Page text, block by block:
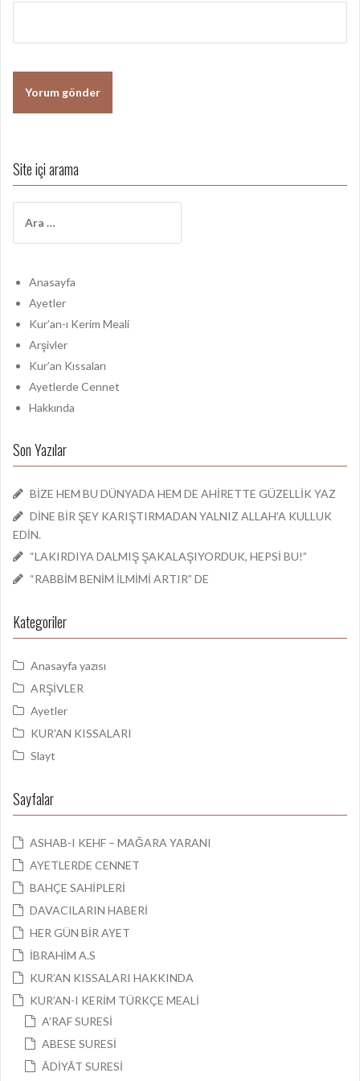
Site içi arama
a
a
Anasayfa
Ayetler
Kur’an-ı Kerim Meali
Arşivler
Kur’an Kıssaları
Ayetlerde Cennet
Hakkında
Son Yazılar
BİZE HEM BU DÜNYADA HEM DE AHİRETTE GÜZELLİK YAZ
DİNE BİR ŞEY KARIŞTIRMADAN YALNIZ ALLAH’A KULLUK
EDİN.
“LAKIRDIYA DALMIŞ ŞAKALAŞIYORDUK, HEPSİ BU!”
“RABBİM BENİM İLMİMİ ARTIR” DE
Kategoriler
Anasayfa yazısı
ARŞİVLER
Ayetler
KUR'AN KISSALARI
Slayt
Sayfalar
ASHAB-I KEHF – MAĞARA YARANI
AYETLERDE CENNET
BAHÇE SAHİPLERİ
DAVACILARIN HABERİ
HER GÜN BİR AYET
İBRAHİM A.S
KUR’AN KISSALARI HAKKINDA
KUR’AN-I KERİM TÜRKÇE MEALİ
A’RAF SURESİ
ABESE SURESİ
ÂDİYÂT SURESİ